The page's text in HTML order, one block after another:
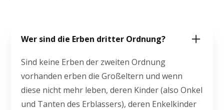
Wer sind die Erben dritter Ordnung?
Sind keine Erben der zweiten Ordnung
vorhanden erben die Großeltern und wenn
diese nicht mehr leben, deren Kinder (also Onkel
und Tanten des Erblassers), deren Enkelkinder